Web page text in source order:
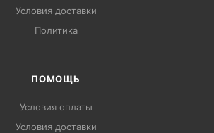
Условия доставки
Политика
ПОМОЩЬ
Условия оплаты
Условия доставки